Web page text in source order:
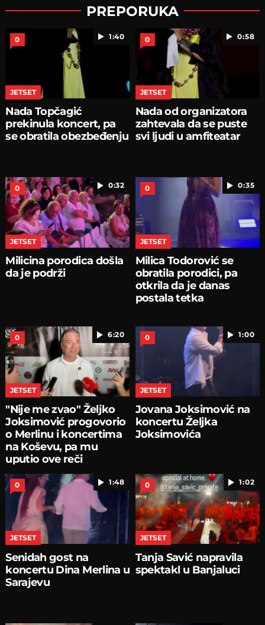
PREPORUKA
1:40
0
JETSET
Nada Topčagić
prekinula koncert, pa
se obratila obezbeđenju
0:58
0
JETSET
Nada od organizatora
zahtevala da se puste
svi ljudi u amfiteatar
0:32
0
JETSET
Milicina porodica došla
da je podrži
0:35
0
JETSET
Milica Todorović se
obratila porodici, pa
otkrila da je danas
postala tetka
6:20
0
JETSET
"Nije me zvao" Željko
Joksimović progovorio
o Merlinu i koncertima
na Koševu, pa mu
uputio ove reči
1:00
0
JETSET
Jovana Joksimović na
koncertu Željka
Joksimovića
1:48
0
JETSET
Senidah gost na
koncertu Dina Merlina u
Sarajevu
1:02
0
JETSET
Tanja Savić napravila
spektakl u Banjaluci